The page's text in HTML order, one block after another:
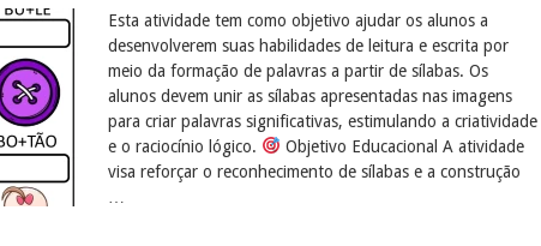
formação
palavras
sílabas
Esta atividade tem como objetivo ajudar os alunos a
desenvolverem suas habilidades de leitura e escrita por
meio da formação de palavras a partir de sílabas. Os
alunos devem unir as sílabas apresentadas nas imagens
para criar palavras significativas, estimulando a criatividade
e o raciocínio lógico.
Objetivo Educacional A atividade
visa reforçar o reconhecimento de sílabas e a construção